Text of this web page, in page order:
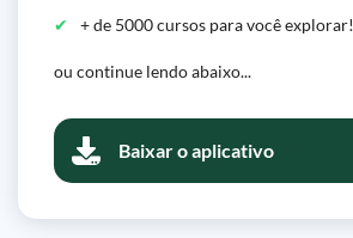
+ de 5000 cursos para você explorar!
ou continue lendo abaixo...
Baixar o aplicativo